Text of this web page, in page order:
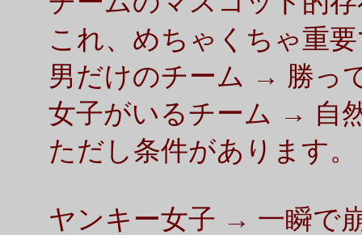
これ、めちゃくちゃ重
男だけのチーム → 勝っ
女子がいるチーム → 自
ただし条件があります。
ヤンキー女子 → 一瞬で